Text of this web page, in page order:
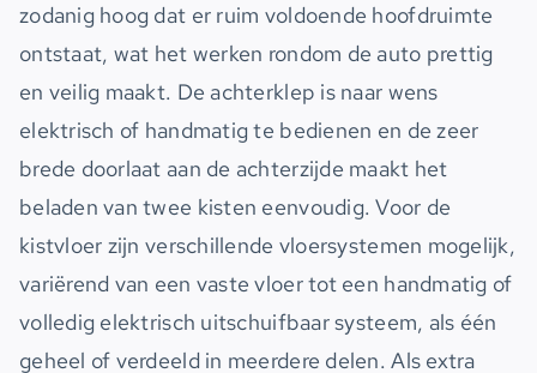
zodanig hoog dat er ruim voldoende hoofdruimte
ontstaat, wat het werken rondom de auto prettig
en veilig maakt. De achterklep is naar wens
elektrisch of handmatig te bedienen en de zeer
brede doorlaat aan de achterzijde maakt het
beladen van twee kisten eenvoudig. Voor de
kistvloer zijn verschillende vloersystemen mogelijk,
variërend van een vaste vloer tot een handmatig of
volledig elektrisch uitschuifbaar systeem, als één
geheel of verdeeld in meerdere delen. Als extra